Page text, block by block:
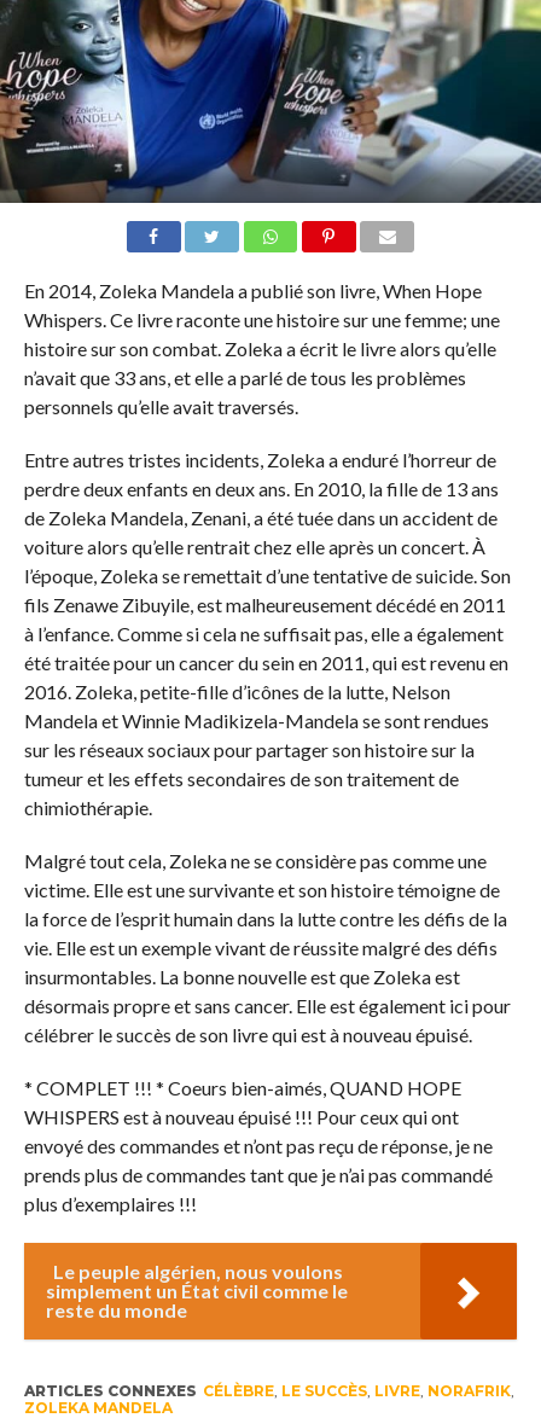
En 2014, Zoleka Mandela a publié son livre, When Hope
Whispers. Ce livre raconte une histoire sur une femme; une
histoire sur son combat. Zoleka a écrit le livre alors qu’elle
n’avait que 33 ans, et elle a parlé de tous les problèmes
personnels qu’elle avait traversés.
Entre autres tristes incidents, Zoleka a enduré l’horreur de
perdre deux enfants en deux ans. En 2010, la fille de 13 ans
de Zoleka Mandela, Zenani, a été tuée dans un accident de
voiture alors qu’elle rentrait chez elle après un concert. À
l’époque, Zoleka se remettait d’une tentative de suicide. Son
fils Zenawe Zibuyile, est malheureusement décédé en 2011
à l’enfance. Comme si cela ne suffisait pas, elle a également
été traitée pour un cancer du sein en 2011, qui est revenu en
2016. Zoleka, petite-fille d’icônes de la lutte, Nelson
Mandela et Winnie Madikizela-Mandela se sont rendues
sur les réseaux sociaux pour partager son histoire sur la
tumeur et les effets secondaires de son traitement de
chimiothérapie.
Malgré tout cela, Zoleka ne se considère pas comme une
victime. Elle est une survivante et son histoire témoigne de
la force de l’esprit humain dans la lutte contre les défis de la
vie. Elle est un exemple vivant de réussite malgré des défis
insurmontables. La bonne nouvelle est que Zoleka est
désormais propre et sans cancer. Elle est également ici pour
célébrer le succès de son livre qui est à nouveau épuisé.
* COMPLET !!! * Coeurs bien-aimés, QUAND HOPE
WHISPERS est à nouveau épuisé !!! Pour ceux qui ont
envoyé des commandes et n’ont pas reçu de réponse, je ne
prends plus de commandes tant que je n’ai pas commandé
plus d’exemplaires !!!
Le peuple algérien, nous voulons
simplement un État civil comme le
reste du monde
ARTICLES CONNEXES CÉLÈBRE, LE SUCCÈS, LIVRE, NORAFRIK,
ZOLEKA MANDELA